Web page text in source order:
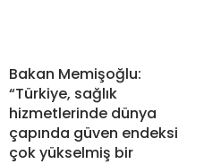
Bakan Memişoğlu:
“Türkiye, sağlık
hizmetlerinde dünya
çapında güven endeksi
çok yükselmiş bir